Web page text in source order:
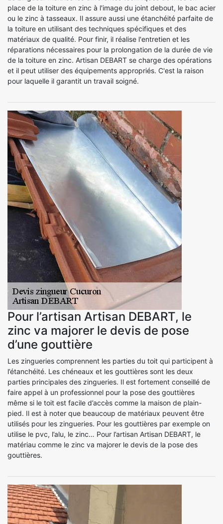
place de la toiture en zinc à l'image du joint debout, le bac acier
ou le zinc à tasseaux. Il assure aussi une étanchéité parfaite de
la toiture en utilisant des techniques spécifiques et des
matériaux de qualité. Pour finir, il réalise l'entretien et les
réparations nécessaires pour la prolongation de la durée de vie
de la toiture en zinc. Artisan DEBART se charge des opérations
et il peut utiliser des équipements appropriés. C'est la raison
pour laquelle il garantit un travail soigné.
Pour l’artisan Artisan DEBART, le
zinc va majorer le devis de pose
d’une gouttière
Les zingueries comprennent les parties du toit qui participent à
l’étanchéité. Les chéneaux et les gouttières sont les deux
parties principales des zingueries. Il est fortement conseillé de
faire appel à un professionnel pour la pose des gouttières
même si le toit est facile d’accès comme la maison de plain-
pied. Il est à noter que beaucoup de matériaux peuvent être
utilisés pour les zingueries. Pour les gouttières par exemple on
utilise le pvc, l’alu, le zinc… Pour l’artisan Artisan DEBART, le
matériau comme le zinc va majorer le devis de la pose des
gouttières.